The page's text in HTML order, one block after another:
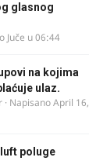
glasnog
Juče u 06:44
na kojima
ulaz.
· NapisanoApril 16,
luft poluge